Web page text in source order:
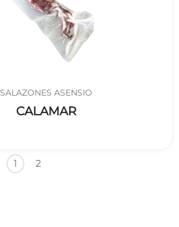
SALAZONES ASENSIO
CALAMAR
1 2